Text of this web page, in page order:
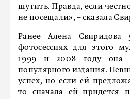
шутить. Правда, если
не посещали», – сказала
Ранее Алена Свиридова
фотосессиях для этого
1999 и 2008 году она
популярного издания.
успех, но если ей
то сначала ей придется